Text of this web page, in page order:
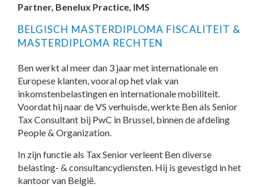
Partner, Benelux Practice, IMS
BELGISCH MASTERDIPLOMA FISCALITEIT &
MASTERDIPLOMA RECHTEN
Ben werkt al meer dan 3 jaar met internationale en
Europese klanten, vooral op het vlak van
inkomstenbelastingen en internationale mobiliteit.
Voordat hij naar de VS verhuisde, werkte Ben als Senior
Tax Consultant bij PwC in Brussel, binnen de afdeling
People & Organization.
In zijn functie als Tax Senior verleent Ben diverse
belasting- & consultancydiensten. Hij is gevestigd in het
kantoor van België.